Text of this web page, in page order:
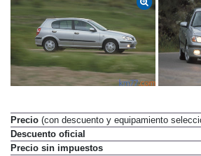
Precio (con descuento y equipamiento
Descuento oficial
Precio sin impuestos